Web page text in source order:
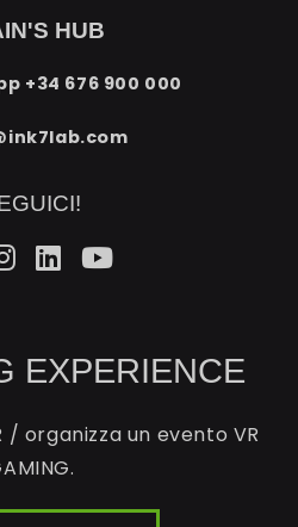
HUB
+34 676 900 000
EXPERIENCE
/ organizza un evento VR